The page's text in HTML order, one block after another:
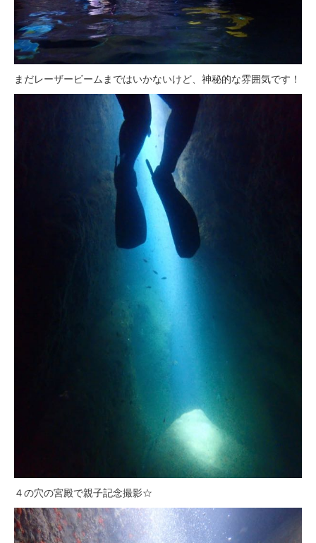
まだレーザービームまではいかないけど、神秘的な雰囲気です！
４の穴の宮殿で親子記念撮影☆